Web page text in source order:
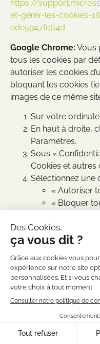
https://
et-gérer-les-cookies-
ede5947fc64d
Google Chrome: Vous
tous les cookies par
autoriser les cookies
bloquant les cookies
images de ce même
Sur votre
En haut à droite,
Paramètres.
Sous «
Cookies et autres
Sélectionnez une
« Autoriser
« Bloquer
« Bloquer
navigation
« Bloquer
vous
des cookies
seront
autorisés
https://